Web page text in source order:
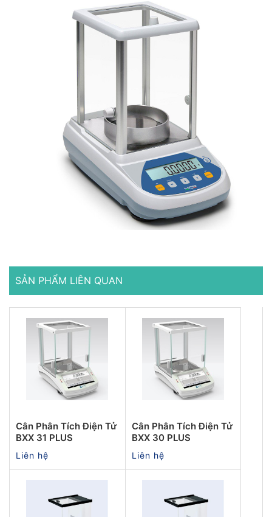
SẢN PHẨM LIÊN QUAN
Cân Phân Tích Điện Tử
BXX 31 PLUS
Liên hệ
Cân Phân Tích Điện Tử
BXX 30 PLUS
Liên hệ